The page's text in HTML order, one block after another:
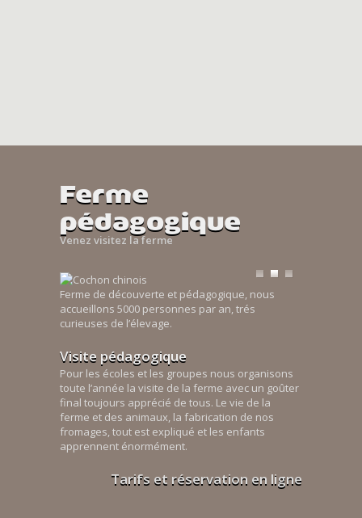
Ferme
pédagogique
Venez visitez la ferme
Ferme de découverte et pédagogique, nous
accueillons 5000 personnes par an, trés
curieuses de l’élevage.
Visite pédagogique
Pour les écoles et les groupes nous organisons
toute l’année la visite de la ferme avec un goûter
final toujours apprécié de tous. Le vie de la
ferme et des animaux, la fabrication de nos
fromages, tout est expliqué et les enfants
apprennent énormément.
Tarifs et réservation en ligne